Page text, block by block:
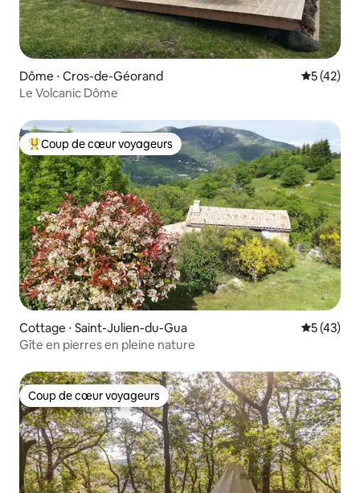
Dôme ⋅ Cros-de-Géorand
5 (42)
Le Volcanic Dôme
Coups de cœur voyageurs les plus appréciés
Coup de cœur voyageurs
Cottage ⋅ Saint-Julien-du-Gua
5 (43)
Gîte en pierres en pleine nature
Coup de cœur voyageurs
Coup de cœur voyageurs